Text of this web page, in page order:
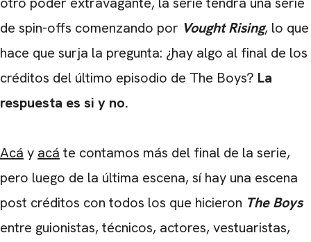
de spin-offs comenzando por Vought Rising, lo que
hace que surja la pregunta: ¿hay algo al final de los
créditos del último episodio de The Boys? La
respuesta es si y no.
Acá y acá te contamos más del final de la serie,
pero luego de la última escena, sí hay una escena
post créditos con todos los que hicieron The Boys
entre guionistas, técnicos, actores, vestuaristas,